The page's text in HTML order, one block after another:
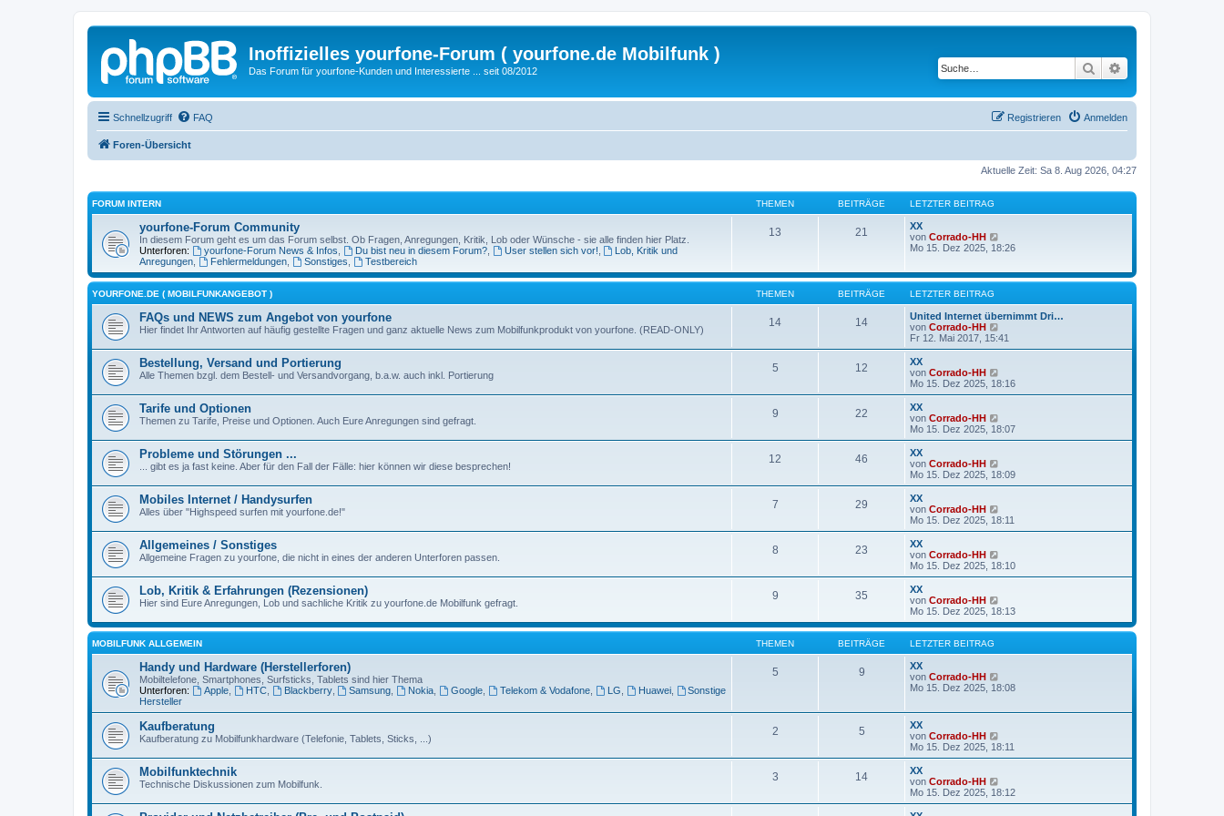
Inoffizielles yourfone-Forum ( yourfone.de Mobilfunk )
Das Forum für yourfone-Kunden und Interessierte ... seit 08/2012 Suche
Schnellzugriff FAQ Anmelden
Registrieren
Foren-Übersicht
Aktuelle Zeit: Sa 8. Aug 2026, 04:27
FORUM INTERN THEMEN BEITRÄGE LETZTER BEITRAG
yourfone-Forum Community
In diesem Forum geht es um das Forum selbst. Ob Fragen, Anregungen, Kritik, Lob oder Wünsche - sie alle finden hier Platz.
Unterforen:
yourfone-Forum News & Infos Du bist neu in diesem Forum?, User stellen sich vor!
Lob, Kritik und
Anregungen
Fehlermeldungen, Sonstiges Testbereich
13 21
XX
von Corrado-HH
e
s
r
B
e
i
a
g
Mo 15. Dez 2025, 18:26
YOURFONE.DE ( MOBILFUNKANGEBOT ) THEMEN BEITRÄGE LETZTER BEITRAG
FAQs und NEWS zum Angebot von yourfone
Hier findet Ihr Antworten auf häufig gestellte Fragen und ganz aktuelle News zum Mobilfunkprodukt von yourfone. (READ-ONLY)
14 14
United Internet übernimmt Dri…
von Corrado-HH
e
u
t
e
i
g
Fr 12. Mai 2017, 15:41
Bestellung, Versand und Portierung
Alle Themen bzgl. dem Bestell- und Versandvorgang, b.a.w. auch inkl. Portierung
5 12
XX
von Corrado-HH
e
u
t
e
i
g
Mo 15. Dez 2025, 18:16
Tarife und Optionen
Themen zu Tarife, Preise und Optionen. Auch Eure Anregungen sind gefragt.
9 22
XX
von Corrado-HH
e
u
t
e
i
g
Mo 15. Dez 2025, 18:07
Probleme und Störungen ...
... gibt es ja fast keine. Aber für den Fall der Fälle: hier können wir diese besprechen!
12 46
XX
von Corrado-HH
e
u
t
e
i
g
Mo 15. Dez 2025, 18:09
Mobiles Internet / Handysurfen
Alles über "Highspeed surfen mit yourfone.de!"
7 29
XX
von Corrado-HH
e
u
t
e
i
t
Mo 15. Dez 2025, 18:11
Allgemeines / Sonstiges
Allgemeine Fragen zu yourfone, die nicht in eines der anderen Unterforen passen.
8 23
XX
von Corrado-HH
e
u
t
r
e
r
Mo 15. Dez 2025, 18:10
Lob, Kritik & Erfahrungen (Rezensionen)
Hier sind Eure Anregungen, Lob und sachliche Kritik zu yourfone.de Mobilfunk gefragt.
9 35
XX
von Corrado-HH
e
u
e
t
B
a
g
Mo 15. Dez 2025, 18:13
MOBILFUNK ALLGEMEIN THEMEN BEITRÄGE LETZTER BEITRAG
Handy und Hardware (Herstellerforen)
Mobiltelefone, Smartphones, Surfsticks, Tablets sind hier Thema
Unterforen:
Apple, HTC, Blackberry, Samsung Nokia Google Telekom & Vodafone, LG Huawei,
Sonstige
Hersteller
5 9
XX
von Corrado-HH
e
e
r
B
t
r
Mo 15. Dez 2025, 18:08
Kaufberatung
Kaufberatung zu Mobilfunkhardware (Telefonie, Tablets, Sticks, ...)
2 5
XX
von Corrado-HH
e
u
t
Mo 15. Dez 2025, 18:11
Mobilfunktechnik
Technische Diskussionen zum Mobilfunk.
3 14
XX
von Corrado-HH
e
u
Mo 15. Dez 2025, 18:12